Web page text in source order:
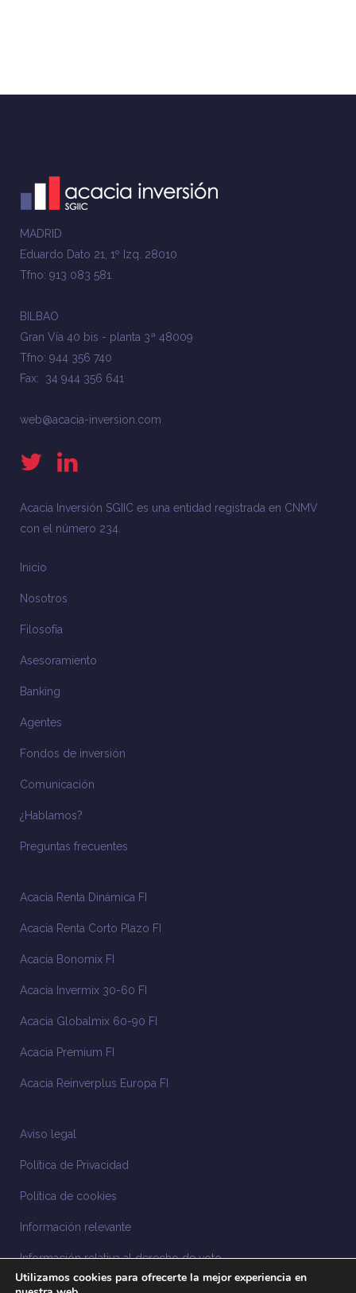
MADRID
Eduardo Dato 21, 1º Izq. 28010
Tfno: 913 083 581
BILBAO
Gran Vía 40 bis - planta 3ª 48009
Tfno: 944 356 740
Fax: 34 944 356 641
web@acacia-inversion.com
Acacia Inversión SGIIC es una entidad registrada en CNMV
con el número 234.
Inicio
Nosotros
Filosofía
Asesoramiento
Banking
Agentes
Fondos de inversión
Comunicación
¿Hablamos?
Preguntas frecuentes
Acacia Renta Dinámica FI
Acacia Renta Corto Plazo FI
Acacia Bonomix FI
Acacia Invermix 30-60 FI
Acacia Globalmix 60-90 FI
Acacia Premium FI
Acacia Reinverplus Europa FI
Aviso legal
Política de Privacidad
Política de cookies
Información relevante
Información relativa al derecho de voto
Información relacionada con la sostenibilidad
Utilizamos cookies para ofrecerte la mejor experiencia en